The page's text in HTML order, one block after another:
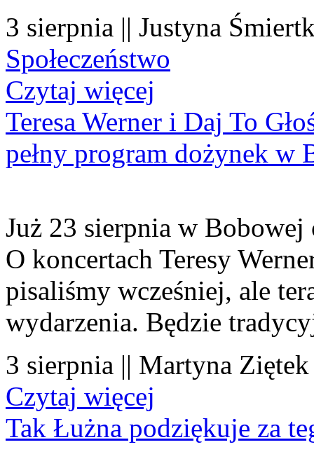
3 sierpnia || Justyna
Społeczeństwo
Czytaj więcej
Teresa Werner i Daj To
pełny program dożynek w
Już 23 sierpnia w
O koncertach Teresy
pisaliśmy wcześniej, ale
wydarzenia. Będzie
3 sierpnia || Martyna
Czytaj więcej
Tak Łużna podziękuje za